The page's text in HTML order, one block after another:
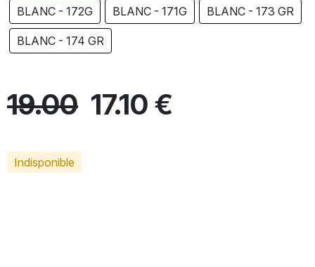
BLANC - 172G BLANC - 171G BLANC - 173 GR
BLANC - 174 GR
19.00 17.10 €
Indisponible